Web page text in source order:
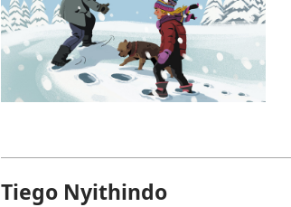
Tiego Nyithindo